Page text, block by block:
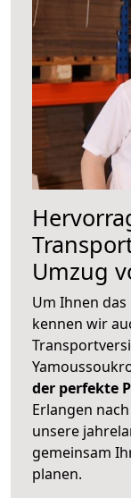
Umzug
Um Ihnen
kennen wir
der perfekte
Erlangen
unsere
gemeinsam
planen.